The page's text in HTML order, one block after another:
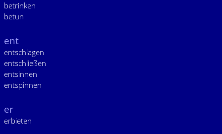
betrinken
betun
ent
entschlagen
entschließen
entsinnen
entspinnen
er
erbieten